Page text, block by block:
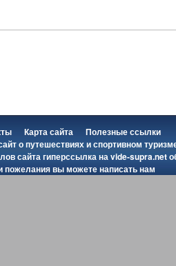
Карта сайта
Полезные ссылки
о путешествиях и спортивном
сайта гиперссылка наvide-supra.net
пожелания вы можетенаписать нам